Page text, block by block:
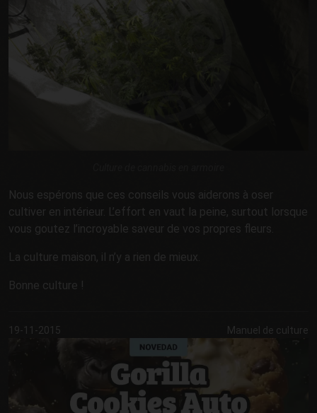
Nous espérons que ces conseils vous aiderons à oser
cultiver en intérieur. L’effort en vaut la peine, surtout lorsque
vous goutez l’incroyable saveur de vos propres fleurs.
La culture maison, il n’y a rien de mieux.
Bonne culture !
19-11-2015 Manuel de culture